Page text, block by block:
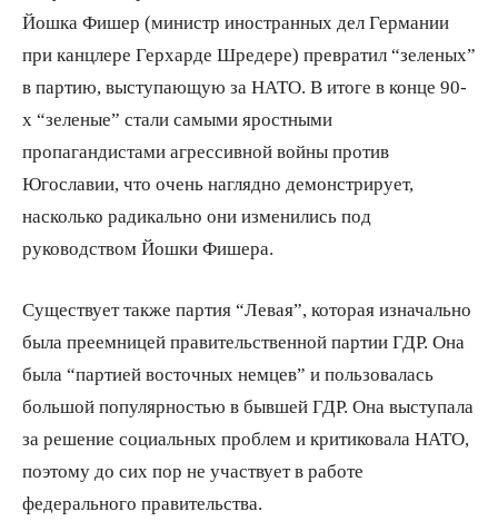
Йошка Фишер (министр иностранных дел Германии
при канцлере Герхарде Шредере) превратил “зеленых”
в партию, выступающую за НАТО. В итоге в конце 90-
х “зеленые” стали самыми яростными
пропагандистами агрессивной войны против
Югославии, что очень наглядно демонстрирует,
насколько радикально они изменились под
руководством Йошки Фишера.
Существует также партия “Левая”, которая изначально
была преемницей правительственной партии ГДР. Она
была “партией восточных немцев” и пользовалась
большой популярностью в бывшей ГДР. Она выступала
за решение социальных проблем и критиковала НАТО,
поэтому до сих пор не участвует в работе
федерального правительства.